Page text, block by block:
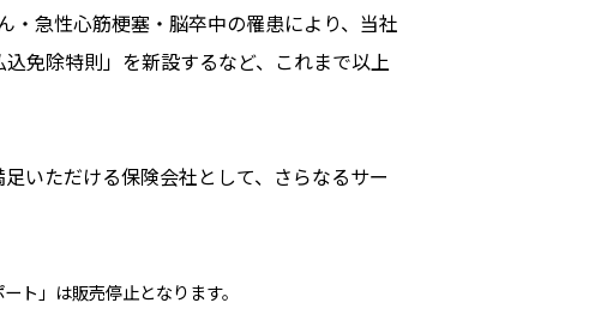
急性心筋梗塞・脳卒中の罹患により、当社
免除特則」を新設するなど、これまで以上
いただける保険会社として、さらなるサー
ト」は販売停止となります。